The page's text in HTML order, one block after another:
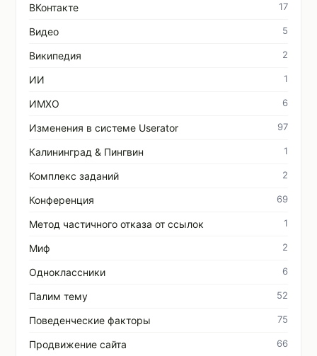
ВКонтакте 17
Видео 5
Википедия 2
ИИ 1
ИМХО 6
Изменения в системе Userator 97
Калининград & Пингвин 1
Комплекс заданий 2
Конференция 69
Метод частичного отказа от ссылок 1
Миф 2
Одноклассники 6
Палим тему 52
Поведенческие факторы 75
Продвижение сайта 66